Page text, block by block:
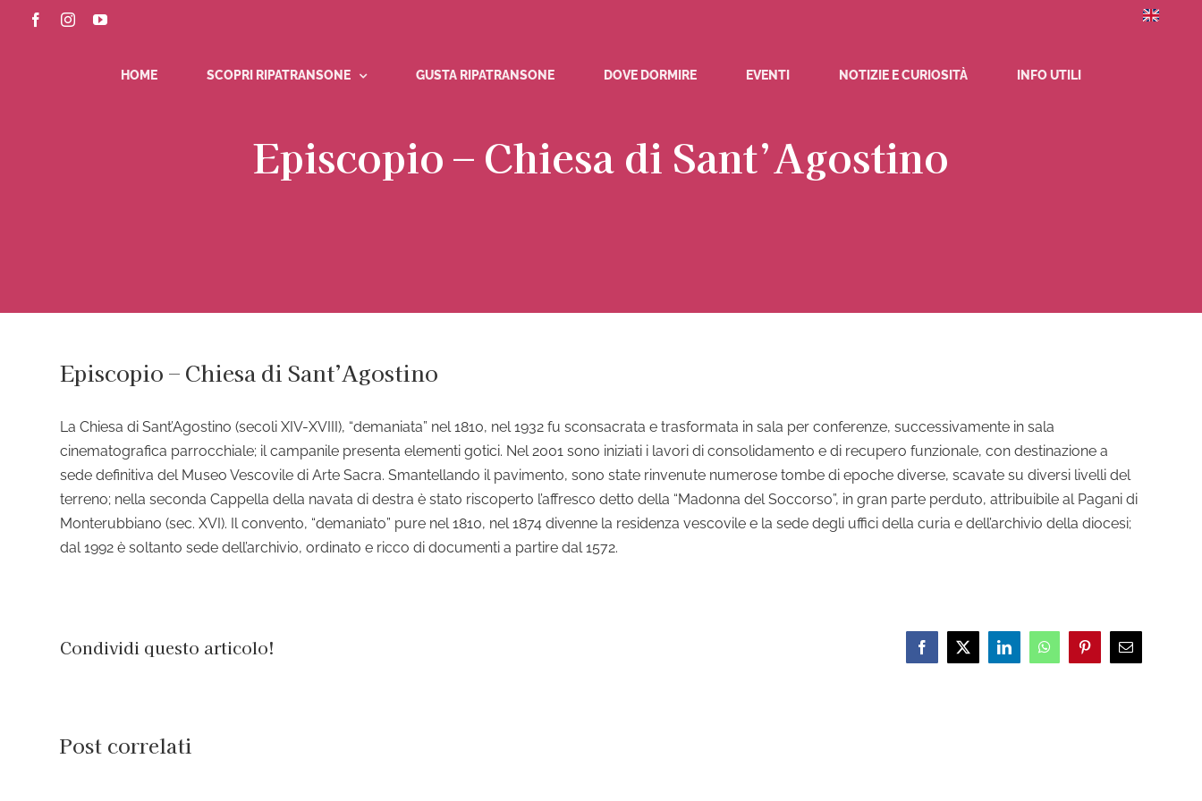
FacebookInstagramYouTube
HOME SCOPRI RIPATRANSONE GUSTA RIPATRANSONE DOVE DORMIRE EVENTI NOTIZIE E CURIOSITÀ INFO UTILI
Episcopio – Chiesa di Sant’Agostino
Episcopio – Chiesa di Sant’Agostino
La Chiesa di Sant’Agostino (secoli XIV-XVIII), “demaniata” nel 1810, nel 1932 fu sconsacrata e trasformata in sala per conferenze, successivamente in sala
cinematografica parrocchiale; il campanile presenta elementi gotici. Nel 2001 sono iniziati i lavori di consolidamento e di recupero funzionale, con destinazione a
sede definitiva del Museo Vescovile di Arte Sacra. Smantellando il pavimento, sono state rinvenute numerose tombe di epoche diverse, scavate su diversi livelli del
terreno; nella seconda Cappella della navata di destra è stato riscoperto l’affresco detto della “Madonna del Soccorso”, in gran parte perduto, attribuibile al Pagani di
Monterubbiano (sec. XVI). Il convento, “demaniato” pure nel 1810, nel 1874 divenne la residenza vescovile e la sede degli uffici della curia e dell’archivio della diocesi;
dal 1992 è soltanto sede dell’archivio, ordinato e ricco di documenti a partire dal 1572.
Condividi questo articolo! Facebook
X LinkedInWhatsAppPinterestEmail
Post correlati